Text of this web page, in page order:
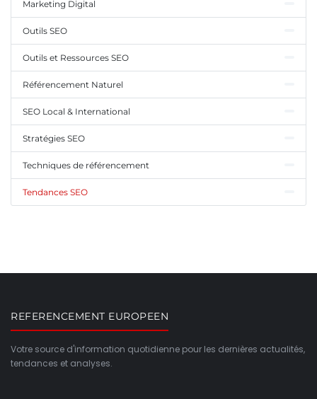
Marketing Digital
Outils SEO
Outils et Ressources SEO
Référencement Naturel
SEO Local & International
Stratégies SEO
Techniques de référencement
Tendances SEO
REFERENCEMENT EUROPEEN
Votre source d'information quotidienne pour les dernières actualités,
tendances et analyses.